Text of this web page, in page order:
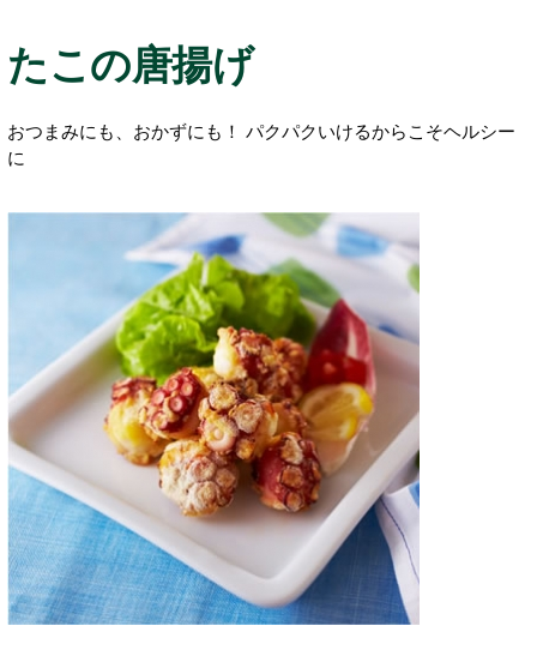
たこの唐揚げ
おつまみにも、おかずにも！ パクパクいけるからこそヘルシー
に